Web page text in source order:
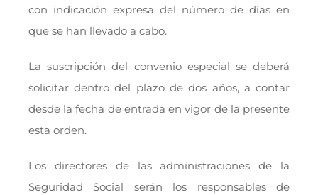
con indicación expresa del número de días en
que se han llevado a cabo.
La suscripción del convenio especial se deberá
solicitar dentro del plazo de dos años, a contar
desde la fecha de entrada en vigor de la presente
esta orden.
Los directores de las administraciones de la
Seguridad Social serán los responsables de